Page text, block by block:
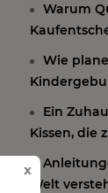
x
Warum
Wie
Ein
Kissen, die
Welt